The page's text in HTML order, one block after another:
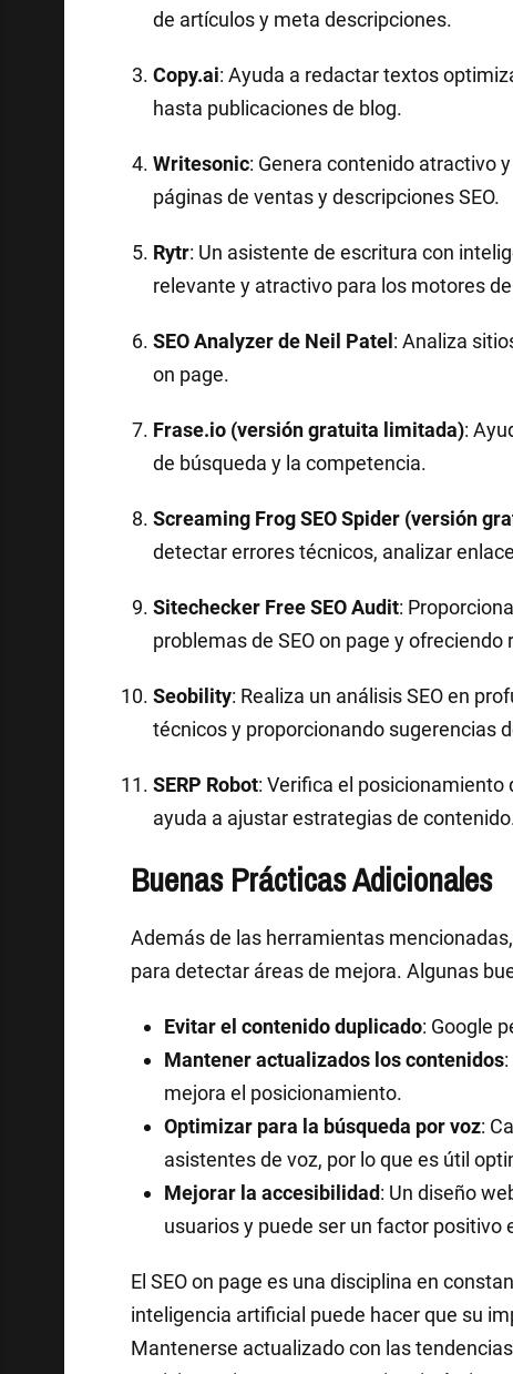
de artículos y meta descripciones.
Copy.ai: Ayuda a redactar textos
hasta publicaciones de blog.
Writesonic: Genera contenido atractivo
páginas de ventas y descripciones SEO.
Rytr: Un asistente de escritura con
relevante y atractivo para los motores
SEO Analyzer de Neil Patel : Analiza
on page.
Frase.io (versión gratuita limitada):
de búsqueda y la competencia.
Screaming Frog SEO Spider (versión
detectar errores técnicos, analizar
Sitechecker Free SEO Audit:
problemas de SEO on page y
Seobility: Realiza un análisis SEO en
técnicos y proporcionando sugerencias
SERP Robot: Verifica el
ayuda a ajustar estrategias de
Buenas Prácticas Adicionales
Además de las herramientas
para detectar áreas de mejora. Algunas
Evitar el contenido duplicado: Google
Mantener actualizados los contenidos
mejora el posicionamiento.
Optimizar para la búsqueda por voz:
asistentes de voz, por lo que es útil
Mejorar la accesibilidad: Un diseño
usuarios y puede ser un factor positivo
El SEO on page es una disciplina en
inteligencia artificial puede hacer que su
Mantenerse actualizado con las